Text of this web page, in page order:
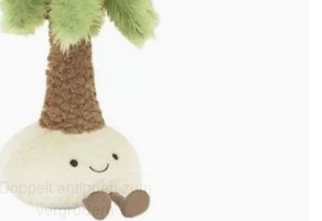
Doppelt antippen zum
vergrößern